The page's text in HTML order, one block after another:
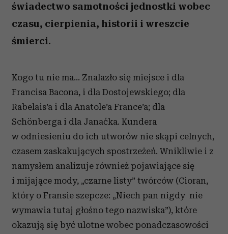
świadectwo samotności jednostki wobec
czasu, cierpienia, historii i wreszcie
śmierci.
Kogo tu nie ma… Znalazło się miejsce i dla
Francisa Bacona, i dla Dostojewskiego; dla
Rabelais’a i dla Anatole’a France’a; dla
Schönberga i dla Janaćka. Kundera
w odniesieniu do ich utworów nie skąpi celnych,
czasem zaskakujących spostrzeżeń. Wnikliwie i z
namysłem analizuje również pojawiające się
i mijające mody, „czarne listy” twórców (Cioran,
który o Fransie szepcze: „Niech pan nigdy nie
wymawia tutaj głośno tego nazwiska”), które
okazują się być ulotne wobec ponadczasowości